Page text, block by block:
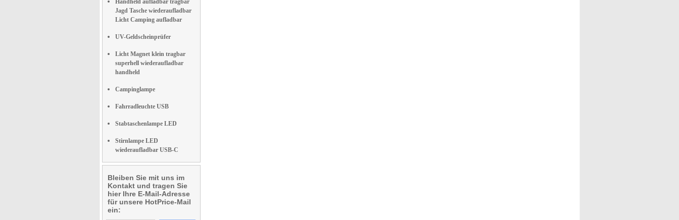
Handheld aufladbar tragbar
Jagd Tasche wiederaufladbar
Licht Camping aufladbar
UV-Geldscheinprüfer
Licht Magnet klein tragbar
superhell wiederaufladbar
handheld
Campinglampe
Fahrradleuchte USB
Stabtaschenlampe LED
Stirnlampe LED
wiederaufladbar USB-C
Bleiben Sie mit uns im
Kontakt und tragen Sie
hier Ihre E-Mail-Adresse
für unsere HotPrice-Mail
ein: